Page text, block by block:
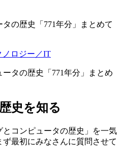
の歴史「771年分」まとめて
ノロジー／IT
史を知る
コンピュータの歴史」を一気
最初にみなさんに質問させて